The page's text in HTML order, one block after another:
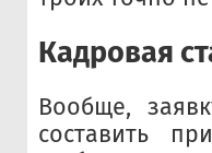
Кадровая
Вообще,
составить